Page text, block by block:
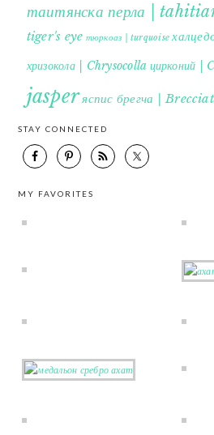
таитянска перла |
tiger's eye тюркоаз | turquoise
хризокола | Chrysocolla цирконий |
jasperяспис брегча |
STAY CONNECTED
MY FAVORITES